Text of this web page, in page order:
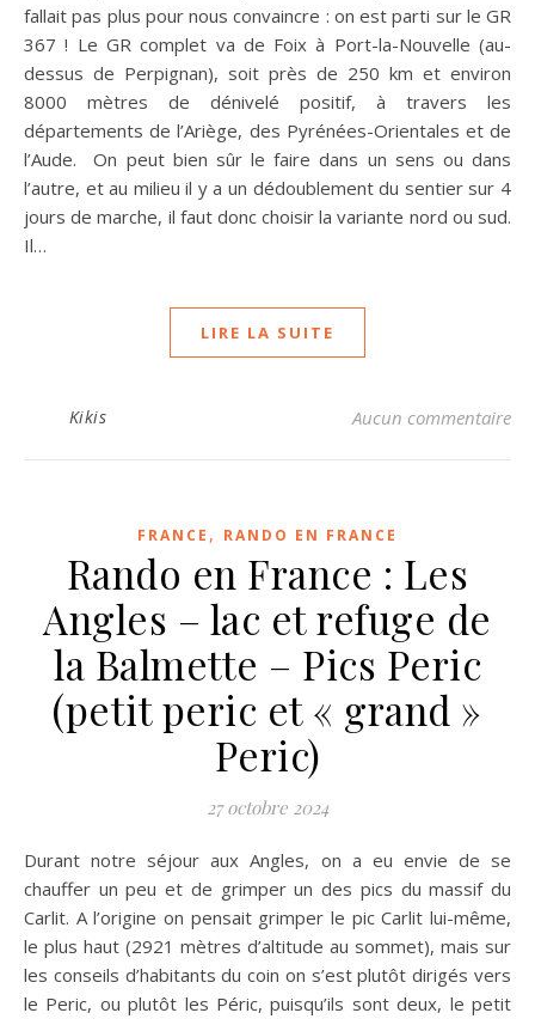
fallait pas plus pour nous convaincre : on est parti sur le GR
367 ! Le GR complet va de Foix à Port-la-Nouvelle (au-
dessus de Perpignan), soit près de 250 km et environ
8000 mètres de dénivelé positif, à travers les
départements de l’Ariège, des Pyrénées-Orientales et de
l’Aude. On peut bien sûr le faire dans un sens ou dans
l’autre, et au milieu il y a un dédoublement du sentier sur 4
jours de marche, il faut donc choisir la variante nord ou sud.
Il…
LIRE LA SUITE
Kikis Aucun commentaire
FRANCE , RANDO EN FRANCE
Rando en France : Les
Angles – lac et refuge de
la Balmette – Pics Peric
(petit peric et « grand »
Peric)
27 octobre 2024
Durant notre séjour aux Angles, on a eu envie de se
chauffer un peu et de grimper un des pics du massif du
Carlit. A l’origine on pensait grimper le pic Carlit lui-même,
le plus haut (2921 mètres d’altitude au sommet), mais sur
les conseils d’habitants du coin on s’est plutôt dirigés vers
le Peric, ou plutôt les Péric, puisqu’ils sont deux, le petit